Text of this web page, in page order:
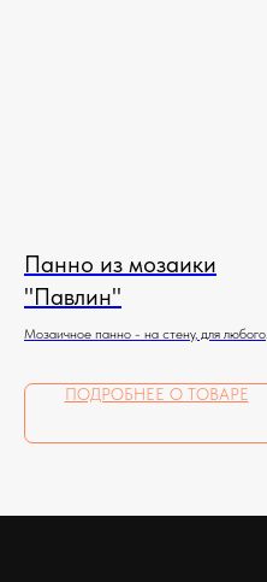
Панно из мозаики
"Павлин"
Мозаичное панно - на стену, для любого
ПОДРОБНЕЕ О ТОВАРЕ